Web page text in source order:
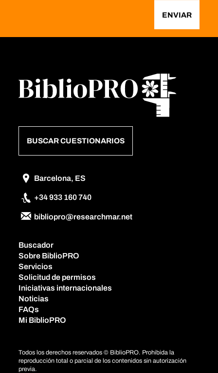
ENVIAR
BUSCAR CUESTIONARIOS
Barcelona, ES
+34 933 160 740
bibliopro@researchmar.net
Buscador
Sobre BiblioPRO
Servicios
Solicitud de permisos
Iniciativas internacionales
Noticias
FAQs
Mi BiblioPRO
Todos los derechos reservados © BiblioPRO. Prohibida la
reproducción total o parcial de los contenidos sin autorización
previa.